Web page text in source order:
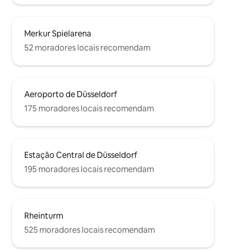
Merkur Spielarena
52 moradores locais recomendam
Aeroporto de Düsseldorf
175 moradores locais recomendam
Estação Central de Düsseldorf
195 moradores locais recomendam
Rheinturm
525 moradores locais recomendam